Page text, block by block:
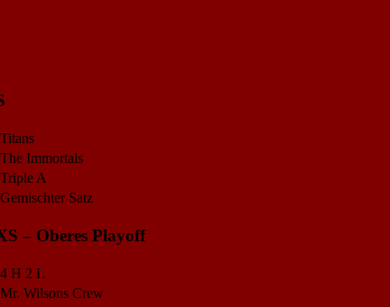
Titans
The Immortals
Triple A
Gemischter Satz
– Oberes Playoff
4 H 2 L
Mr. Wilsons Crew